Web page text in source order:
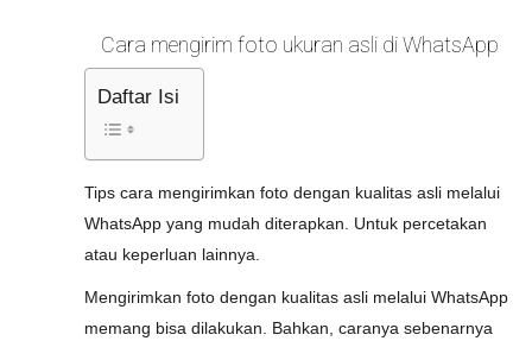
Cara mengirim foto ukuran asli di WhatsApp
Daftar Isi
Tips cara mengirimkan foto dengan kualitas asli melalui
WhatsApp yang mudah diterapkan. Untuk percetakan
atau keperluan lainnya.
Mengirimkan foto dengan kualitas asli melalui WhatsApp
memang bisa dilakukan. Bahkan, caranya sebenarnya